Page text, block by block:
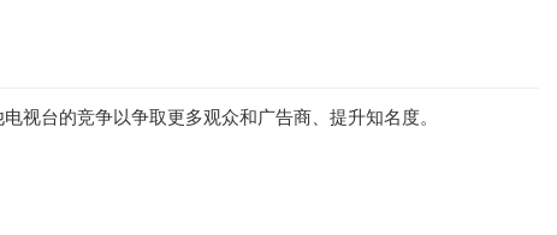
视台的竞争以争取更多观众和广告商、提升知名度。